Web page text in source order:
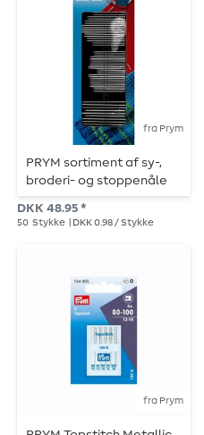
fra Prym
PRYM sortiment af sy-,
broderi- og stoppenåle
med trådning - 50 nåle
DKK 48.95 *
50 Stykke | DKK 0.98 / Stykke
fra Prym